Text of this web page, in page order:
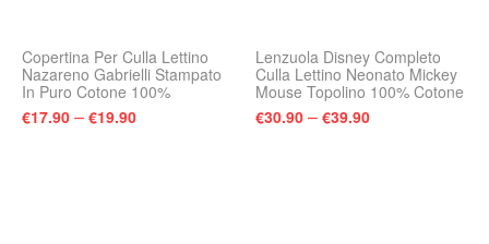
Copertina Per Culla Lettino
Nazareno Gabrielli Stampato
In Puro Cotone 100%
€17.90 – €19.90
Lenzuola Disney Completo
Culla Lettino Neonato Mickey
Mouse Topolino 100% Cotone
€30.90 – €39.90